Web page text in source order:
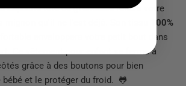
àcapuchetête degrenouillerendra votre
mignon qu'il ne l'est déjà. Son tissu
100%
enveloppera votre petit bout dans
. Ce vêtement pour enfant se ferme à
grâce à des boutons pour bien
et le protéger du froid. 🐸